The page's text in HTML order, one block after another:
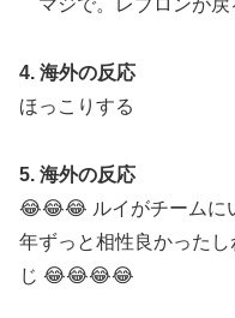
▶
韓国、サッカーW杯
【海外の反応】村上
転の口火に「三振率
国内で巻き起こった
韓国の反応
▶
海外「日本の人は、
ってるの？」（海外
マジで。レブロンが
4. 海外の反応
ほっこりする
5. 海外の反応
😂😂😂 ルイがチームに
年ずっと相性良かった
じ 😂😂😂😂